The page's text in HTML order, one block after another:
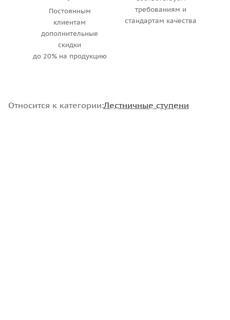
Постоянным
клиентам
дополнительные
скидки
до 20% на продукцию
требованиям и
стандартам качества
Относится к категории:Лестничные ступени